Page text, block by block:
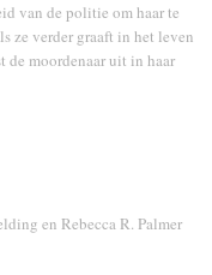
van de politie om haar te
ze verder graaft in het leven
de moordenaar uit in haar
en Rebecca R. Palmer